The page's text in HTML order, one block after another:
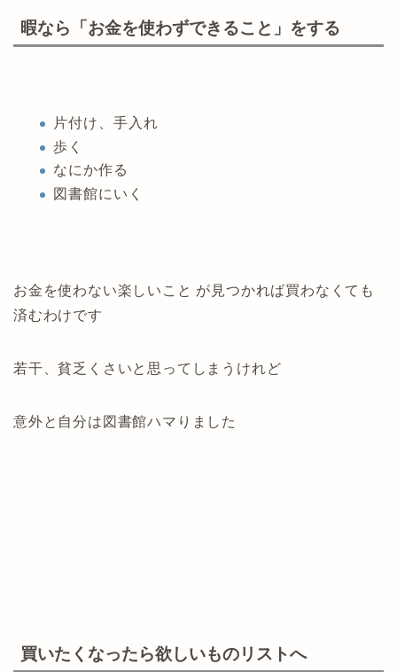
暇なら「お金を使わずできること」をする
片付け、手入れ
歩く
なにか作る
図書館にいく
お金を使わない楽しいこと が見つかれば買わなくても
済むわけです
若干、貧乏くさいと思ってしまうけれど
意外と自分は図書館ハマりました
買いたくなったら欲しいものリストへ